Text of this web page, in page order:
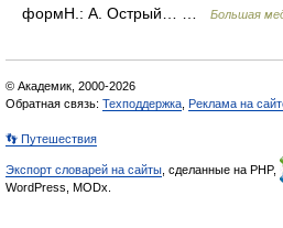
формН.: A. Острый… …
Большая
© Академик, 2000-2026
Обратная связь: Техподдержка Реклама на
👣 Путешествия
Экспорт словарей на сайты , сделанные на PHP,
WordPress, MODx.